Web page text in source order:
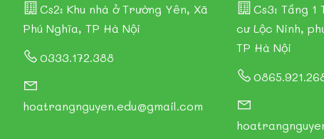
Cs2: Khu nhà ở Trường Yên, Xã
Phú Nghĩa, TP Hà Nội
0333.172.388
hoatrangnguyen.edu@gmail.com
Cs3: Tầng 1
cư Lộc Ninh,
TP Hà Nội